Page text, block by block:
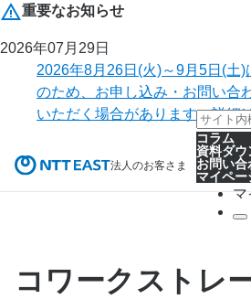
重要なお知らせ
2026年07月29日
2026年8月26日(火)～9月5日(土
のため、お申し込み・お問い合
いただく場合があります。詳細
法人のお客さま
コラム
資料ダウ
お問い合
マイペー
マ
コワークストレ